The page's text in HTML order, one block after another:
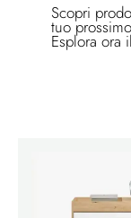
Scopri
tuo
Esplora ora